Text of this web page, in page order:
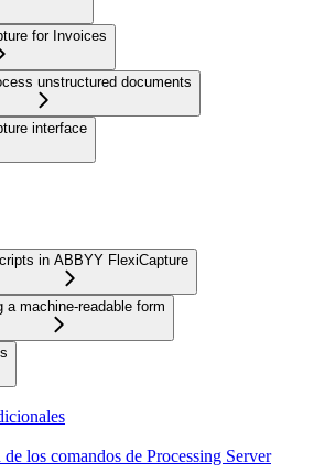
for Invoices
unstructured documents
interface
in ABBYY FlexiCapture
a machine-readable form
los comandos de Processing Server